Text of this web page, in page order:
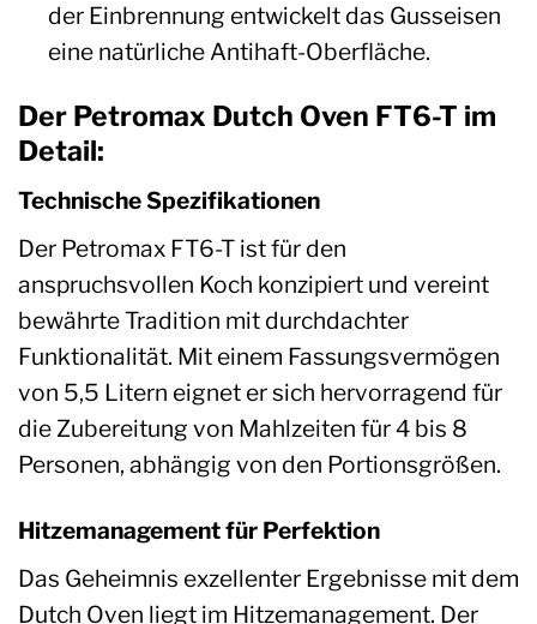
der Einbrennung entwickelt das Gusseisen
eine natürliche Antihaft-Oberfläche.
Der Petromax Dutch Oven FT6-T im
Detail:
Technische Spezifikationen
Der Petromax FT6-T ist für den
anspruchsvollen Koch konzipiert und vereint
bewährte Tradition mit durchdachter
Funktionalität. Mit einem Fassungsvermögen
von 5,5 Litern eignet er sich hervorragend für
die Zubereitung von Mahlzeiten für 4 bis 8
Personen, abhängig von den Portionsgrößen.
Hitzemanagement für Perfektion
Das Geheimnis exzellenter Ergebnisse mit dem
Dutch Oven liegt im Hitzemanagement. Der